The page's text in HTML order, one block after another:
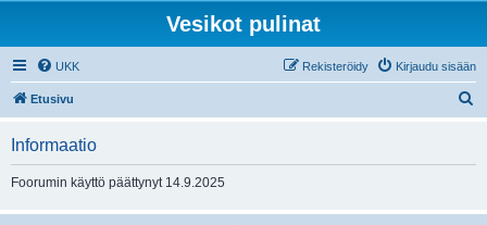
Vesikot pulinat
UKK Kirjaudu sisään
Rekisteröidy
Etusivu
Informaatio
Foorumin käyttö päättynyt 14.9.2025